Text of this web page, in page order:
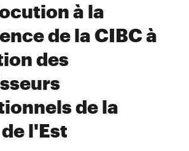
à la
de la CIBC à
des
de la
l'Est